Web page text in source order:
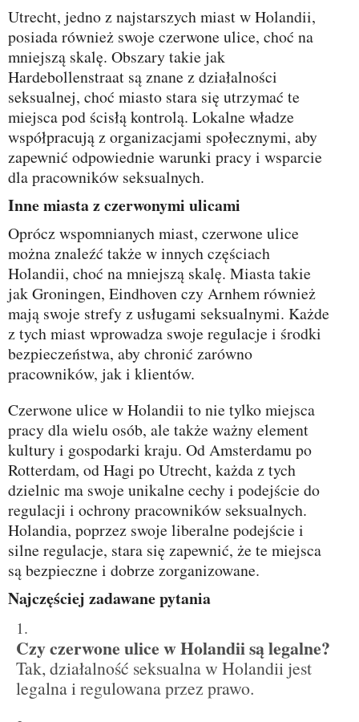
Utrecht, jedno z najstarszych miast w Holandii,
posiada również swoje czerwone ulice, choć na
mniejszą skalę. Obszary takie jak
Hardebollenstraat są znane z działalności
seksualnej, choć miasto stara się utrzymać te
miejsca pod ścisłą kontrolą. Lokalne władze
współpracują z organizacjami społecznymi, aby
zapewnić odpowiednie warunki pracy i wsparcie
dla pracowników seksualnych.
Inne miasta z czerwonymi ulicami
Oprócz wspomnianych miast, czerwone ulice
można znaleźć także w innych częściach
Holandii, choć na mniejszą skalę. Miasta takie
jak Groningen, Eindhoven czy Arnhem również
mają swoje strefy z usługami seksualnymi. Każde
z tych miast wprowadza swoje regulacje i środki
bezpieczeństwa, aby chronić zarówno
pracowników, jak i klientów.
Czerwone ulice w Holandii to nie tylko miejsca
pracy dla wielu osób, ale także ważny element
kultury i gospodarki kraju. Od Amsterdamu po
Rotterdam, od Hagi po Utrecht, każda z tych
dzielnic ma swoje unikalne cechy i podejście do
regulacji i ochrony pracowników seksualnych.
Holandia, poprzez swoje liberalne podejście i
silne regulacje, stara się zapewnić, że te miejsca
są bezpieczne i dobrze zorganizowane.
Najczęściej zadawane pytania
Czy czerwone ulice w Holandii są legalne?
Tak, działalność seksualna w Holandii jest
legalna i regulowana przez prawo.